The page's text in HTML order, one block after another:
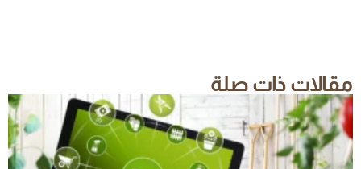
مقالات ذات صلة